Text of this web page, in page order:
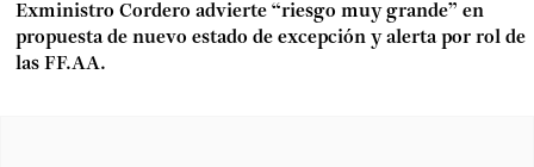
Exministro Cordero advierte “riesgo muy grande” en
propuesta de nuevo estado de excepción y alerta por rol de
las FF.AA.